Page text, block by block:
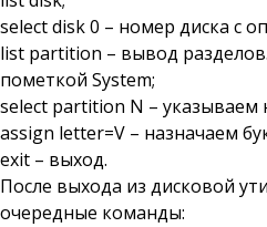
select disk 0 – номер диска с
list partition – вывод
пометкой System;
select partition N – указываем
assign letter=V – назначаем
exit – выход.
После выхода из дисковой
очередные команды: